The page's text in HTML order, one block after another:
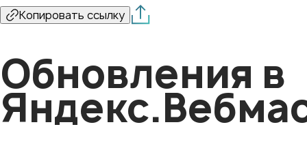
Копировать ссылку
Обновления в